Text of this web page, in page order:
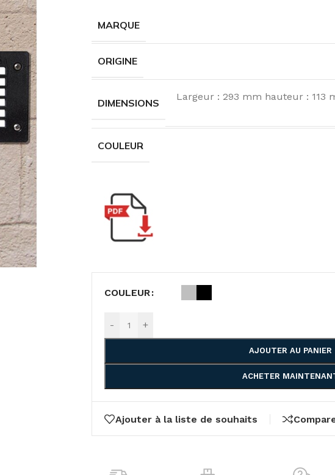
MARQUE
ORIGINE
DIMENSIONS
Largeur : 293 mm hauteur : 113
COULEUR
COULEUR
- +
AJOUTER AU PANIER
ACHETER
Ajouter à la liste de souhaits